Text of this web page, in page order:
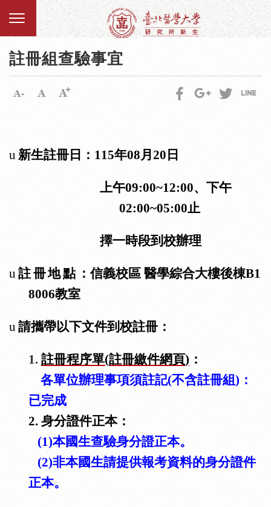
註冊組查驗事宜
u 新生註冊日： 115年08 月 20 日
上午09:00~12:00、下午
02:00~05:00止
擇一時段到校辦理
u 註冊地點 ：信義校區 醫學綜合大樓後棟B1
8006教室
u 請攜帶以下文件到校註冊：
1. 註冊程序單(註冊繳件網頁) ：
各單位辦理事項須註記(不含註冊組) ：
已完成
2. 身分證件正本：
(1)本國生查驗身分證正本。
(2)非本國生請提供報考資料的身分證件
正本。